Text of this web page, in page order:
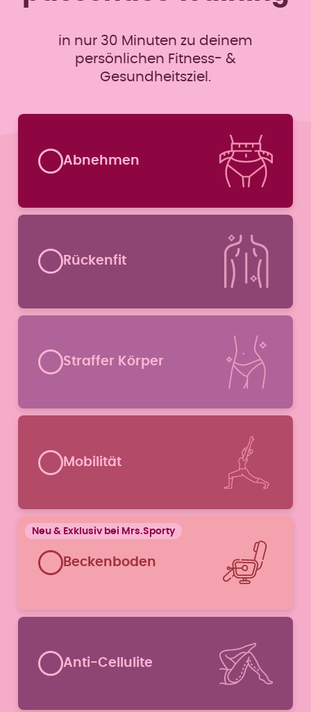
in nur 30 Minuten zu deinem
persönlichen Fitness- &
Gesundheitsziel.
Formular überspringen
Abnehmen
Rückenfit
Straffer Körper
Mobilität
Beckenboden
Anti-Cellulite